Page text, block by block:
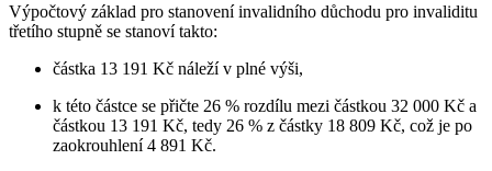
Výpočtový základ pro stanovení invalidního důchodu pro invaliditu
třetího stupně se stanoví takto:
částka 13 191 Kč náleží v plné výši,
k této částce se přičte 26 % rozdílu mezi částkou 32 000 Kč a
částkou 13 191 Kč, tedy 26 % z částky 18 809 Kč, což je po
zaokrouhlení 4 891 Kč.